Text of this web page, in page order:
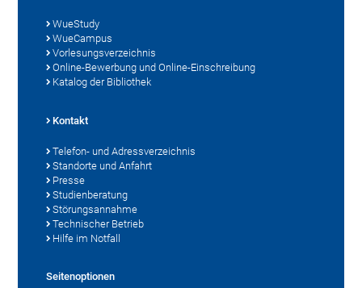
WueStudy
WueCampus
Vorlesungsverzeichnis
Online-Bewerbung und Online-Einschreibung
Katalog der Bibliothek
Kontakt
Telefon- und Adressverzeichnis
Standorte und Anfahrt
Presse
Studienberatung
Störungsannahme
Technischer Betrieb
Hilfe im Notfall
Seitenoptionen